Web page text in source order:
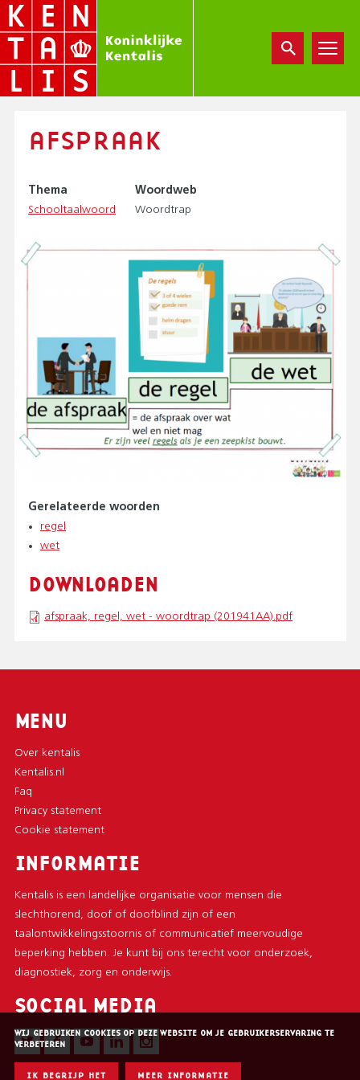
Overslaan
en
de
inhoud
AFSPRAAK
Thema
Schooltaalwoord
Woordweb
Woordtrap
Gerelateerde woorden
regel
wet
DOWNLOADEN
afspraak, regel, wet - woordtrap (201941AA).pdf
MENU
Over kentalis
Kentalis.nl
Faq
Privacy statement
Cookie statement
INFORMATIE
Kentalis is een landelijke organisatie voor mensen die
slechthorend, doof of doofblind zijn of een
taalontwikkelingsstoornis of communicatief meervoudige
beperking hebben. Je kunt bij ons terecht voor onderzoek,
diagnostiek, zorg en onderwijs.
SOCIAL MEDIA
WIJ GEBRUIKEN COOKIES OP DEZE WEBSITE OM JE GEBRUIKERSERVARING TE
VERBETEREN
IK BEGRIJP HET MEER INFORMATIE